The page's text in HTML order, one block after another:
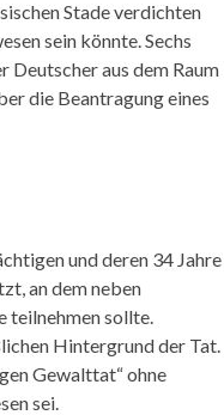
Stade verdichten
sein könnte. Sechs
Deutscher aus dem Raum
die Beantragung eines
und deren 34 Jahre
an dem neben
teilnehmen sollte.
Hintergrund der Tat.
Gewalttat“ ohne
sei.